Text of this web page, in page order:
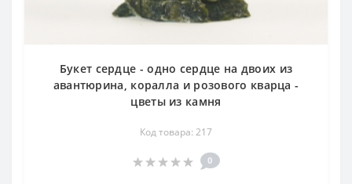
Букет сердце - одно сердце на двоих из
авантюрина, коралла и розового кварца -
цветы из камня
Код товара: 217
0